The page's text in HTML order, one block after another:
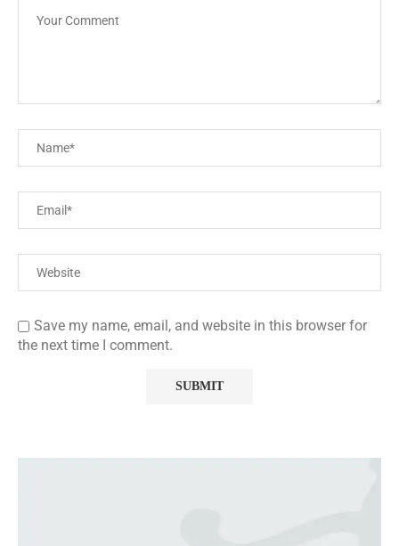
Save my name, email, and website in this browser for
the next time I comment.